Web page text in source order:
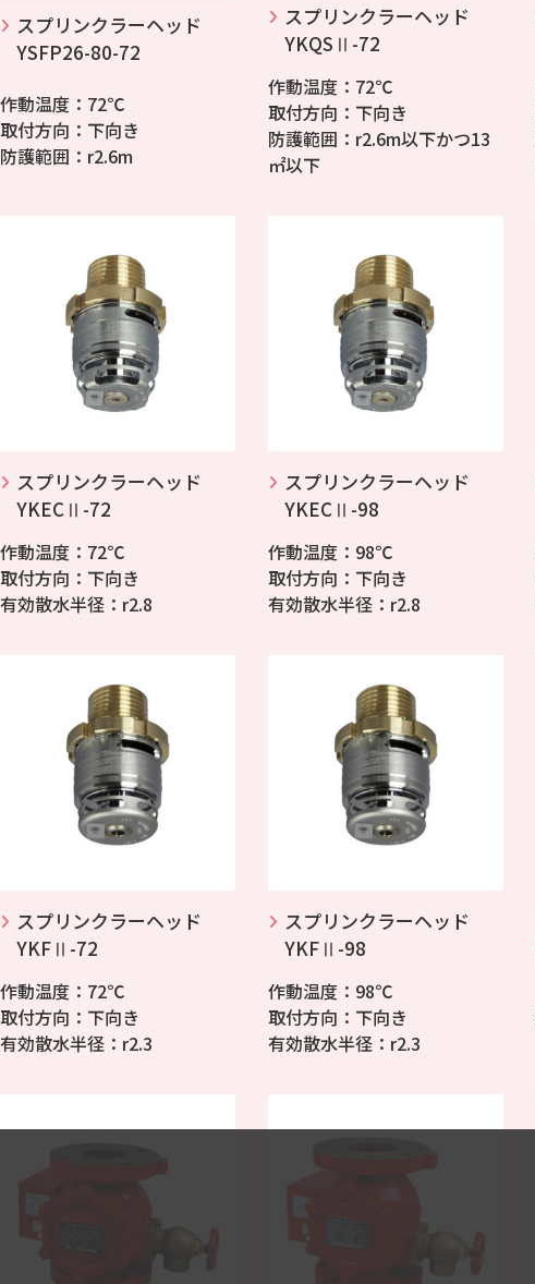
スプリンクラーヘッド
YSFP26-80-72
作動温度：72℃
取付方向：下向き
防護範囲：r2.6m
スプリンクラーヘッド
YKQSⅡ-72
作動温度：72℃
取付方向：下向き
防護範囲：r2.6m以下かつ13
㎡以下
スプリンクラーヘッド
YKECⅡ-72
作動温度：72℃
取付方向：下向き
有効散水半径：r2.8
スプリンクラーヘッド
YKECⅡ-98
作動温度：98℃
取付方向：下向き
有効散水半径：r2.8
スプリンクラーヘッド
YKFⅡ-72
作動温度：72℃
取付方向：下向き
有効散水半径：r2.3
スプリンクラーヘッド
YKFⅡ-98
作動温度：98℃
取付方向：下向き
有効散水半径：r2.3